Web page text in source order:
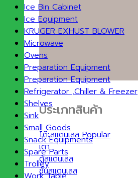
ประเภทสินค้า
โต๊ะสแตนเลส
เตา
ตู้สแตนเลส
ชั้นสแตนเลส
Ice Bin Cabinet
Ice Equipment
KRUGER EXHUST BLOWER
Microwave
Ovens
Preparation Equipment
Preparation Equipment
Refrigerator ,Chiller & Freezer
Shelves
Sink
Small Goods
Snack Equipments
Spare Parts
Trolley